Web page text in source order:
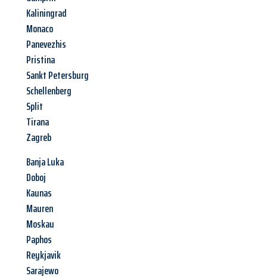
Kaliningrad
Monaco
Panevezhis
Pristina
Sankt Petersburg
Schellenberg
Split
Tirana
Zagreb
Banja Luka
Doboj
Kaunas
Mauren
Moskau
Paphos
Reykjavik
Sarajewo